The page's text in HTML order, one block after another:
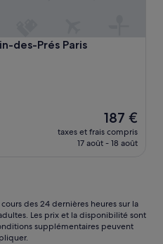
des-Prés Paris
Prés Paris
Le
nouveau
prix
187 €
taxes et frais compris
17 août - 18 août
des 24 dernières heures sur la
Les prix et la disponibilité sont
supplémentaires peuvent